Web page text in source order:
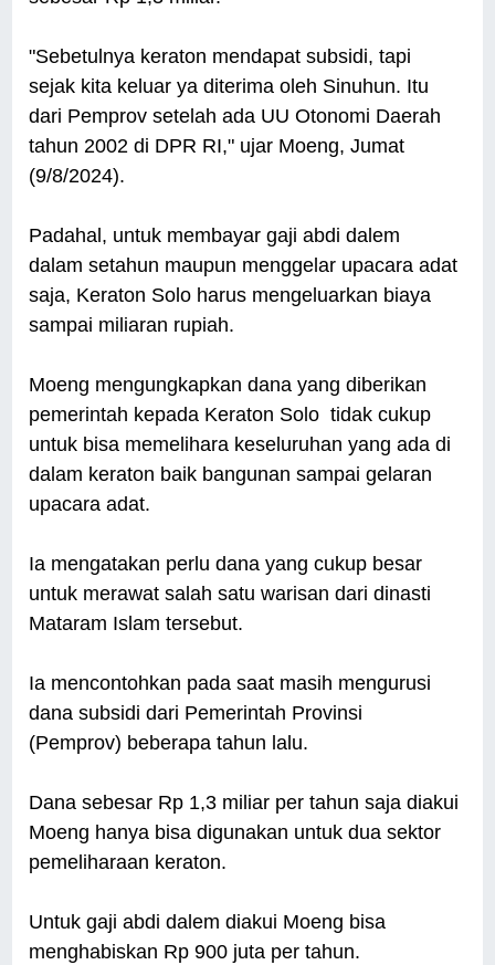
"Sebetulnya keraton mendapat subsidi, tapi
sejak kita keluar ya diterima oleh Sinuhun. Itu
dari Pemprov setelah ada UU Otonomi Daerah
tahun 2002 di DPR RI," ujar Moeng, Jumat
(9/8/2024).
Padahal, untuk membayar gaji abdi dalem
dalam setahun maupun menggelar upacara adat
saja, Keraton Solo harus mengeluarkan biaya
sampai miliaran rupiah.
Moeng mengungkapkan dana yang diberikan
pemerintah kepada Keraton Solo tidak cukup
untuk bisa memelihara keseluruhan yang ada di
dalam keraton baik bangunan sampai gelaran
upacara adat.
Ia mengatakan perlu dana yang cukup besar
untuk merawat salah satu warisan dari dinasti
Mataram Islam tersebut.
Ia mencontohkan pada saat masih mengurusi
dana subsidi dari Pemerintah Provinsi
(Pemprov) beberapa tahun lalu.
Dana sebesar Rp 1,3 miliar per tahun saja diakui
Moeng hanya bisa digunakan untuk dua sektor
pemeliharaan keraton.
Untuk gaji abdi dalem diakui Moeng bisa
menghabiskan Rp 900 juta per tahun.